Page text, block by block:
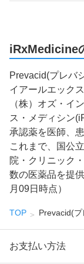
iRxMedicine
Prevacid(プレバ
イアールエック
（株）オズ・イ
ス・メディシン
承認薬を医師、
これまで、国公
院・クリニック
数の医薬品を提
月09日時点）
TOP Prevacid(
お支払い方法